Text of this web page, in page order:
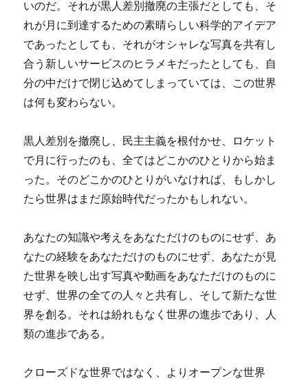
いのだ。それが黒人差別撤廃の主張だとしても、そ
れが月に到達するための素晴らしい科学的アイデア
であったとしても、それがオシャレな写真を共有し
合う新しいサービスのヒラメキだったとしても、自
分の中だけで閉じ込めてしまっていては、この世界
は何も変わらない。
黒人差別を撤廃し、民主主義を根付かせ、ロケット
で月に行ったのも、全てはどこかのひとりから始ま
った。そのどこかのひとりがいなければ、もしかし
たら世界はまだ原始時代だったかもしれない。
あなたの知識や考えをあなただけのものにせず、あ
なたの経験をあなただけのものにせず、あなたが見
た世界を映し出す写真や動画をあなただけのものに
せず、世界の全ての人々と共有し、そして新たな世
界を創る。それは紛れもなく世界の進歩であり、人
類の進歩である。
クローズドな世界ではなく、よりオープンな世界